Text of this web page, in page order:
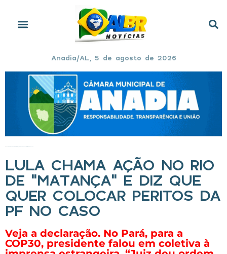
Anadia/AL, 5 de agosto de 2026
LULA CHAMA AÇÃO NO RIO
DE “MATANÇA” E DIZ QUE
QUER COLOCAR PERITOS DA
PF NO CASO
Veja a declaração. No Pará, para a
COP30, presidente falou em coletiva à